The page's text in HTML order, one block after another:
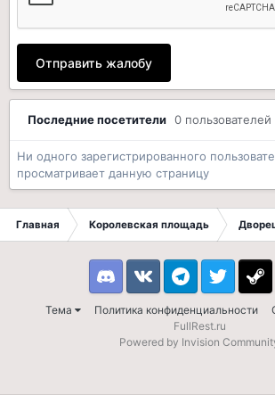
Отправить жалобу
Последние посетители 0
Ни одного зарегистрированного
просматривает данную страницу
Главная Королевская площадь
Тема Политика конфиденциальности
DiscordVK TelegramTwitter
FullRest.ru
Powered by Invision